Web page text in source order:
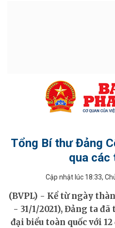
Tổng Bí thư Đảng
qua các
Cập nhật lúc 18:33,
ĐỒ HỌA - INFOGRAPHIC
(BVPL) - Kể từ ngày
- 31/1/2021), Đảng ta
đại biểu toàn quốc với